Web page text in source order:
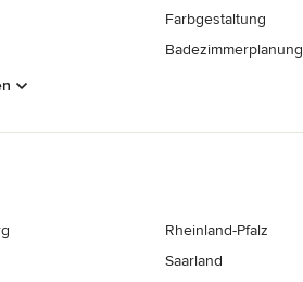
Farbgestaltung
Badezimmerplanung
Rheinland-Pfalz
Saarland